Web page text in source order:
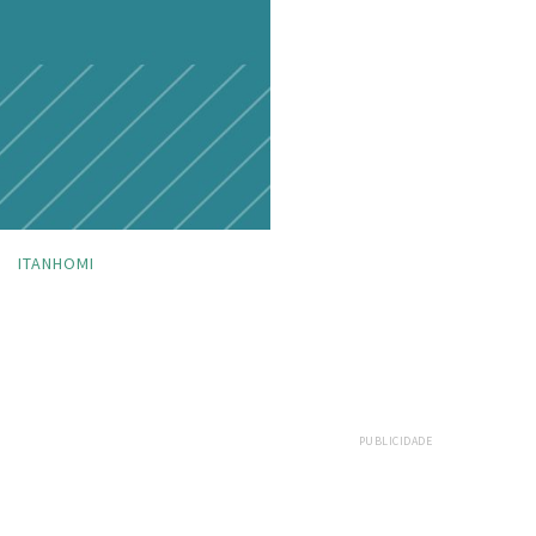
ITANHOMI
PUBLICIDADE